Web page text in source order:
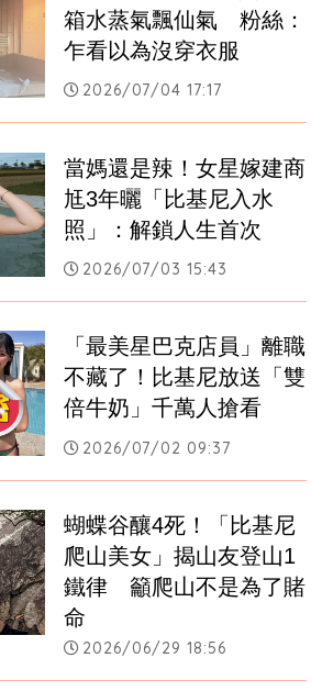
箱水蒸氣飄仙氣　粉絲：
乍看以為沒穿衣服
2026/07/04 17:17
當媽還是辣！女星嫁建商
尪3年曬「比基尼入水
照」：解鎖人生首次
2026/07/03 15:43
「最美星巴克店員」離職
不藏了！比基尼放送「雙
倍牛奶」千萬人搶看
2026/07/02 09:37
蝴蝶谷釀4死！「比基尼
爬山美女」揭山友登山1
鐵律　籲爬山不是為了賭
命
2026/06/29 18:56